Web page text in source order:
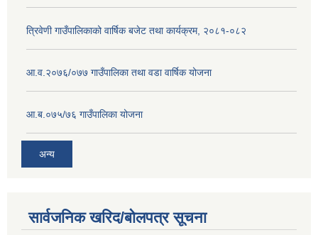
त्रिवेणी गाउँपालिकाको वार्षिक बजेट तथा कार्यक्रम, २०८१-०८२
आ.व.२०७६/०७७ गाउँपालिका तथा वडा वार्षिक योजना
आ.ब.०७५/७६ गाउँपालिका योजना
अन्य
सार्वजनिक खरिद/बोलपत्र सूचना